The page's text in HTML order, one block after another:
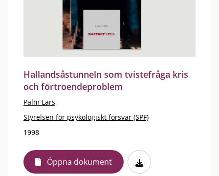
Hallandsåstunneln som tvistefråga kris
och förtroendeproblem
Palm Lars
Styrelsen för psykologiskt försvar (SPF)
1998
Öppna dokument